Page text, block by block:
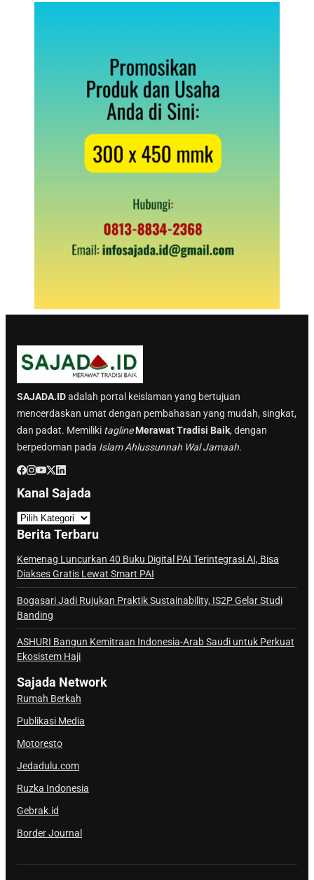
SAJADA.IDadalah portal keislaman yang bertujuan
mencerdaskan umat dengan pembahasan yang mudah, singkat,
dan padat. Memiliki tagline Merawat Tradisi Baik, dengan
berpedoman pada Islam Ahlussunnah Wal Jamaah.
Kanal Sajada
a
n
a
l
a
j
a
d
a
Berita Terbaru
Kemenag Luncurkan 40 Buku Digital PAI Terintegrasi AI, Bisa
Diakses Gratis Lewat Smart PAI
Bogasari Jadi Rujukan Praktik Sustainability, IS2P Gelar Studi
Banding
ASHURI Bangun Kemitraan Indonesia-Arab Saudi untuk Perkuat
Ekosistem Haji
Sajada Network
Rumah Berkah
Publikasi Media
Motoresto
Jedadulu.com
Ruzka Indonesia
Gebrak.id
Border Journal